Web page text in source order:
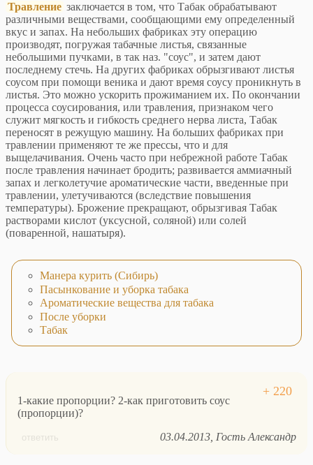
Травление заключается в том, что Табак обрабатывают
различными веществами, сообщающими ему определенный
вкус и запах. На небольших фабриках эту операцию
производят, погружая табачные листья, связанные
небольшими пучками, в так наз. "соус", и затем дают
последнему стечь. На других фабриках обрызгивают листья
соусом при помощи веника и дают время соусу проникнуть в
листья. Это можно ускорить прожиманием их. По окончании
процесса соусирования, или травления, признаком чего
служит мягкость и гибкость среднего нерва листа, Табак
переносят в режущую машину. На больших фабриках при
травлении применяют те же прессы, что и для
выщелачивания. Очень часто при небрежной работе Табак
после травления начинает бродить; развивается аммиачный
запах и легколетучие ароматические части, введенные при
травлении, улетучиваются (вследствие повышения
температуры). Брожение прекращают, обрызгивая Табак
растворами кислот (уксусной, соляной) или солей
(поваренной, нашатыря).
Манера курить (Сибирь)
Пасынкование и уборка табака
Ароматические вещества для табака
После уборки
Табак
1-какие пропорции? 2-как приготовить соус
(пропорции)?
ответить 03.04.2013 Гость Александр